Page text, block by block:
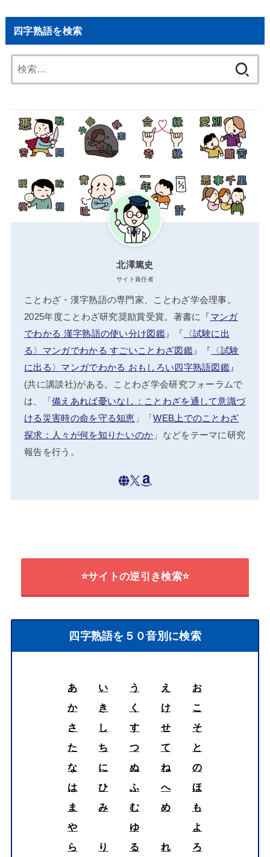
四字熟語を検索
索:
北澤篤史
サイト責任者
ことわざ・漢字熟語の専門家、ことわざ学会理事。
2025年度ことわざ研究奨励賞受賞。著書に『マンガ
でわかる 漢字熟語の使い分け図鑑』『 〈試験に出
る〉マンガでわかる すごいことわざ図鑑』『 〈試験
に出る〉マンガでわかる おもしろい四字熟語図鑑』
(共に講談社)がある。ことわざ学会研究フォーラムで
は、「備えあれば憂いなし：ことわざを通して意識づ
ける災害時の命を守る知恵 」「WEB上でのことわざ
探求：人々が何を知りたいのか 」などをテーマに研究
報告を行う。
⭐サイトの逆引き検索⭐
四字熟語を５０音別に検索
あ い う え
お
か
き く け
こ
さ
し す せ
そ
た
ち つ て
と
な
に ぬ ね
の
は
ひ ふ へ
ほ
ま
み む め
も
や
ゆ
よ
ら
り る れ
ろ